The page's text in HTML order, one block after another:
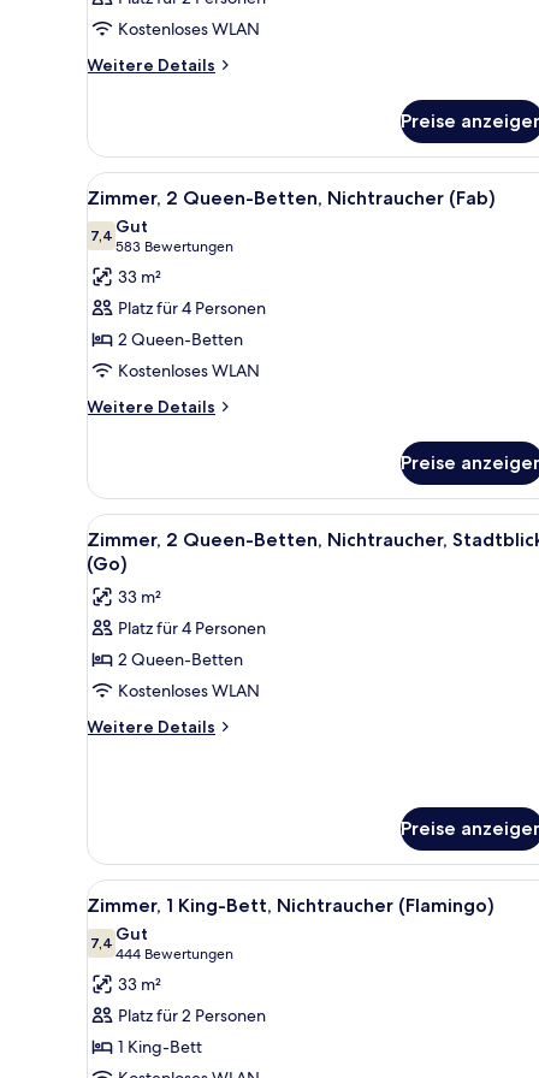
Kostenloses WLAN
Weitere Details
Weitere
Preise
Alle
Fotos
für
Zimmer,
2 Queen-
Betten,
Nichtraucher
(Fab)
anzeigen
Ein Hotelzimmer mit zwei
4
Zimmer, 2 Queen-Betten, Nichtraucher (Fab)
7,47,4 von 10
Gut
583 Bewertungen
(583
Bewertungen)
33 m²
Platz für 4 Personen
2 Queen-Betten
Kostenloses WLAN
Weitere Details
Weitere
2 Queen-
Betten,
Nichtraucher
(Fab)
Preise
Alle
Fotos
für
Zimmer,
2 Queen-
Betten,
Nichtraucher,
Stadtblick
Ein Hotelzimmer mit einem
4
Zimmer, 2 Queen-Betten, Nichtraucher,
(Go)
33 m²
Platz für 4 Personen
2 Queen-Betten
Kostenloses WLAN
Weitere Details
Weitere
Nichtraucher,
Stadtblick
(Go)
Preise
Alle
Fotos
für
Zimmer,
1 King-
Bett,
Nichtraucher
Ein Hotelzimmer mit einem
5
Zimmer, 1 King-Bett, Nichtraucher (Flamingo)
7,47,4 von 10
Gut
444 Bewertungen
(444
Bewertungen)
33 m²
Platz für 2 Personen
1 King-Bett